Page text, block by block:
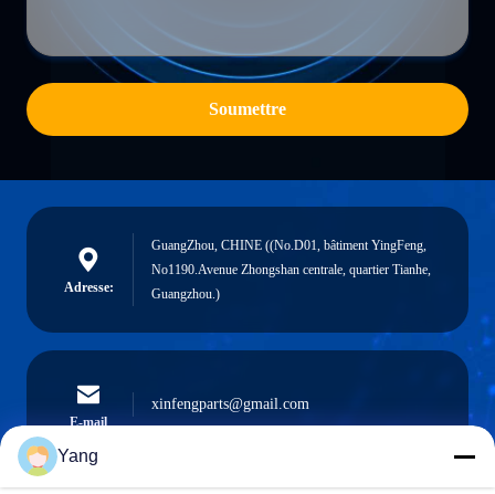
Soumettre
Adresse:
GuangZhou, CHINE ((No.D01, bâtiment YingFeng,
No1190.Avenue Zhongshan centrale, quartier Tianhe,
Guangzhou.)
E-mail
xinfengparts@gmail.com
Yang